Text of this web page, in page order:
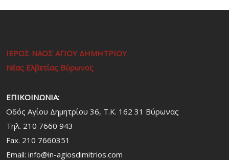
ΙΕΡΟΣ ΝΑΟΣ ΑΓΙΟΥ ΔΗΜΗΤΡΙΟΥ
Νέας Ελβετίας Βύρωνος
ΕΠΙΚΟΙΝΩΝΙΑ:
Οδός Αγίου Δημητρίου 36, Τ.Κ. 162 31 Bύρωνας
Τηλ. 210 7660 943
Fax. 210 7660351
Email: info@in-agiosdimitrios.com